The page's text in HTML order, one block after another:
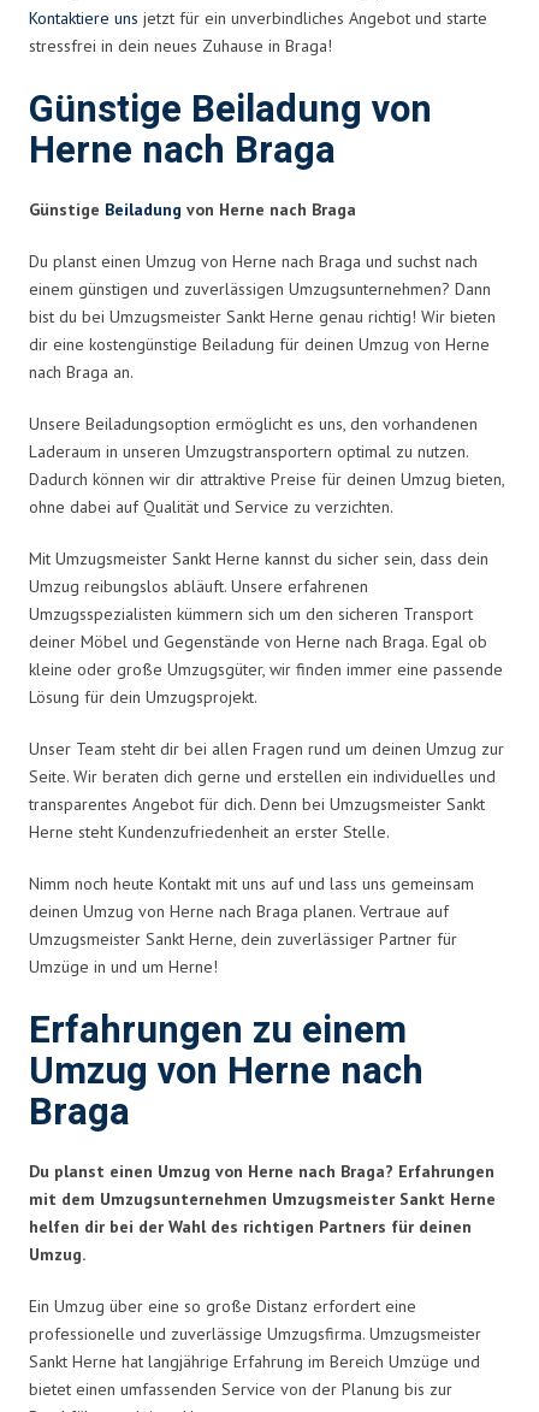
Kontaktiere uns jetzt für ein unverbindliches Angebot und starte
stressfrei in dein neues Zuhause in Braga!
Günstige Beiladung von
Herne nach Braga
Günstige Beiladung von Herne nach Braga
Du planst einen Umzug von Herne nach Braga und suchst nach
einem günstigen und zuverlässigen Umzugsunternehmen? Dann
bist du bei Umzugsmeister Sankt Herne genau richtig! Wir bieten
dir eine kostengünstige Beiladung für deinen Umzug von Herne
nach Braga an.
Unsere Beiladungsoption ermöglicht es uns, den vorhandenen
Laderaum in unseren Umzugstransportern optimal zu nutzen.
Dadurch können wir dir attraktive Preise für deinen Umzug bieten,
ohne dabei auf Qualität und Service zu verzichten.
Mit Umzugsmeister Sankt Herne kannst du sicher sein, dass dein
Umzug reibungslos abläuft. Unsere erfahrenen
Umzugsspezialisten kümmern sich um den sicheren Transport
deiner Möbel und Gegenstände von Herne nach Braga. Egal ob
kleine oder große Umzugsgüter, wir finden immer eine passende
Lösung für dein Umzugsprojekt.
Unser Team steht dir bei allen Fragen rund um deinen Umzug zur
Seite. Wir beraten dich gerne und erstellen ein individuelles und
transparentes Angebot für dich. Denn bei Umzugsmeister Sankt
Herne steht Kundenzufriedenheit an erster Stelle.
Nimm noch heute Kontakt mit uns auf und lass uns gemeinsam
deinen Umzug von Herne nach Braga planen. Vertraue auf
Umzugsmeister Sankt Herne, dein zuverlässiger Partner für
Umzüge in und um Herne!
Erfahrungen zu einem
Umzug von Herne nach
Braga
Du planst einen Umzug von Herne nach Braga? Erfahrungen
mit dem Umzugsunternehmen Umzugsmeister Sankt Herne
helfen dir bei der Wahl des richtigen Partners für deinen
Umzug.
Ein Umzug über eine so große Distanz erfordert eine
professionelle und zuverlässige Umzugsfirma. Umzugsmeister
Sankt Herne hat langjährige Erfahrung im Bereich Umzüge und
bietet einen umfassenden Service von der Planung bis zur